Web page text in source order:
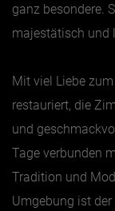
BEITRÄGE
Februar
März
April
Mai
ganz besondere.
majestätisch und
Mit viel Liebe
restauriert, die
und
Tage verbunden
Tradition und
Umgebung ist